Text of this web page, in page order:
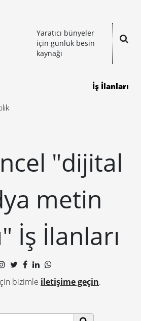
Yaratıcı bünyeler
için günlük besin
kaynağı
İş İlanları
"dijital
metin
İş İlanları
bizimle iletişime geçin.